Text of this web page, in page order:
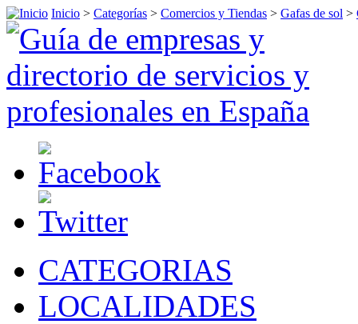
Inicio > Categorías > Comercios y Tiendas > Gafas de sol >
CATEGORIAS
LOCALIDADES